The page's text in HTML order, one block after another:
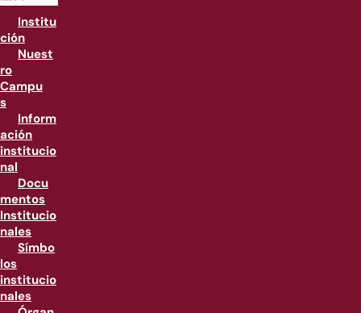
Institu
ción
Nuest
ro
Campu
s
Inform
ación
institucio
nal
Docu
mentos
Institucio
nales
Símbo
los
institucio
nales